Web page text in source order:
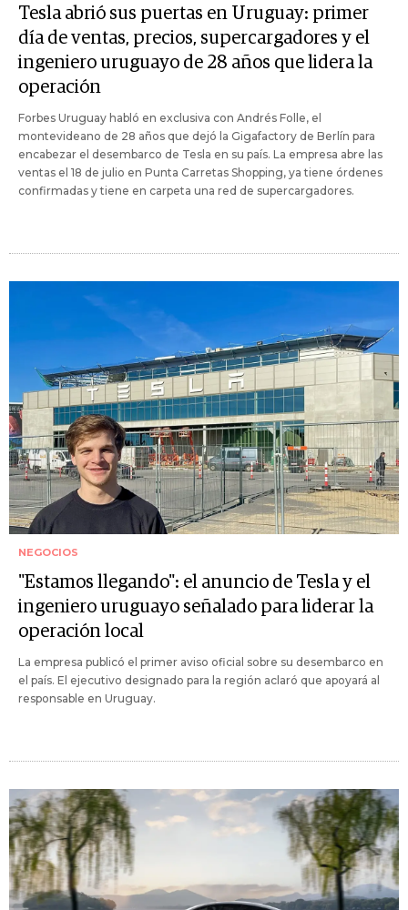
Tesla abrió sus puertas en Uruguay: primer
día de ventas, precios, supercargadores y el
ingeniero uruguayo de 28 años que lidera la
operación
Forbes Uruguay habló en exclusiva con Andrés Folle, el
montevideano de 28 años que dejó la Gigafactory de Berlín para
encabezar el desembarco de Tesla en su país. La empresa abre las
ventas el 18 de julio en Punta Carretas Shopping, ya tiene órdenes
confirmadas y tiene en carpeta una red de supercargadores.
NEGOCIOS
"Estamos llegando": el anuncio de Tesla y el
ingeniero uruguayo señalado para liderar la
operación local
La empresa publicó el primer aviso oficial sobre su desembarco en
el país. El ejecutivo designado para la región aclaró que apoyará al
responsable en Uruguay.